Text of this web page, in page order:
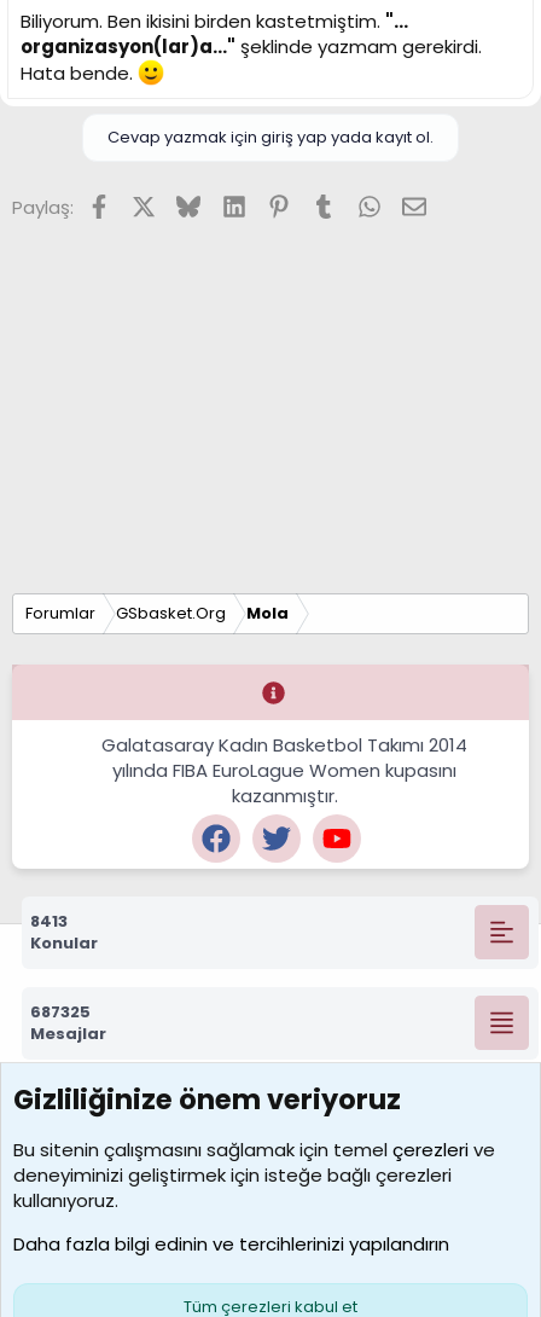
Biliyorum. Ben ikisini birden kastetmiştim. "...
organizasyon(lar)a..." şeklinde yazmam gerekirdi.
Hata bende.
Cevap yazmak için giriş yap yada kayıt ol.
Paylaş: FacebookX (Twitter)
BlueskyLinkedInPinterest
TumblrWhatsApp
E-posta
Forumlar GSbasket.Org Mola
Galatasaray Kadın Basketbol Takımı 2014
yılında FIBA EuroLague Women kupasını
kazanmıştır.
8413
Konular
687325
Mesajlar
7390
Kullanıcılar
MosesBrownHayranı
Son üye
Çerezler
S
Gizliliğinize önem veriyoruz
Bu sitenin çalışmasını sağlamak için temelçerezlerive
deneyiminizi geliştirmek için isteğe bağlı çerezleri
kullanıyoruz.
Daha fazla bilgi edinin ve tercihlerinizi yapılandırın
Tüm çerezleri kabul et